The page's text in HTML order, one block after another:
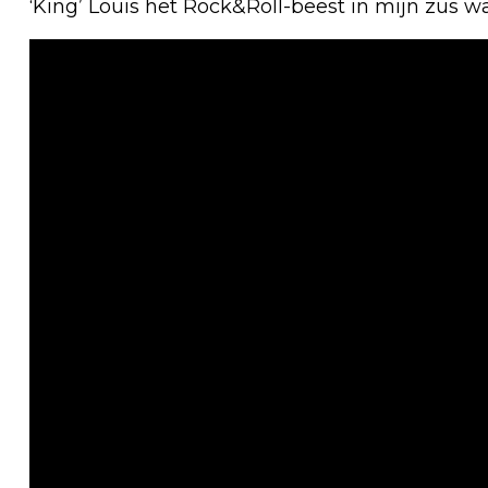
‘King’ Louis het Rock&Roll-beest in mijn zus